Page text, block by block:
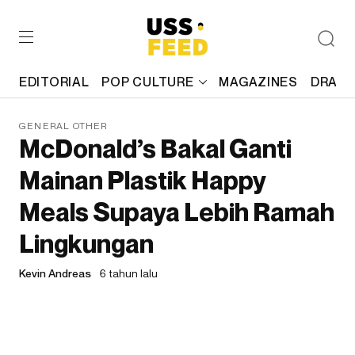
EDITORIAL POP CULTURE MAGAZINES
GENERAL OTHER
McDonald’s Bakal Ganti
Mainan Plastik Happy
Meals Supaya Lebih Ramah
Lingkungan
Kevin Andreas 6 tahun lalu